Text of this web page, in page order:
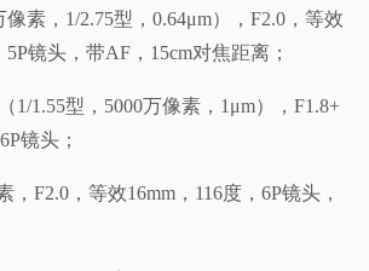
素，1/2.75型，0.64μm），F2.0，等效
镜头，带AF，15cm对焦距离；
1/1.55型，5000万像素，1μm），F1.8+
镜头；
F2.0，等效16mm，116度，6P镜头，